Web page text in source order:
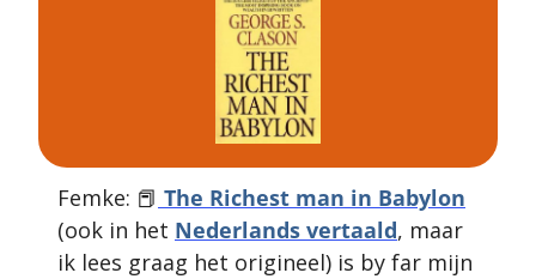
Femke: 📕 The Richest man in Babylon
(ook in het Nederlands vertaald, maar
ik lees graag het origineel) is by far mijn